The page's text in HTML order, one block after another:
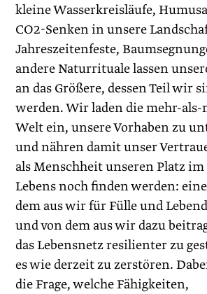
kleine Wasserkreisläufe,
CO2-Senken in unsere
Jahreszeitenfeste,
andere Naturrituale lassen
an das Größere, dessen Teil wir
werden. Wir laden die mehr-
Welt ein, unsere Vorhaben zu
und nähren damit unser
als Menschheit unseren Platz im
Lebens noch finden werden:
dem aus wir für Fülle und
und von dem aus wir dazu
das Lebensnetz resilienter zu
es wie derzeit zu zerstören.
die Frage, welche Fähigkeiten,